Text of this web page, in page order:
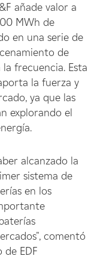
añade valor a
MWh de
en una serie de
de
frecuencia. Esta
la fuerza y
ya que las
explorando el
alcanzado la
sistema de
en los
comentó
de EDF